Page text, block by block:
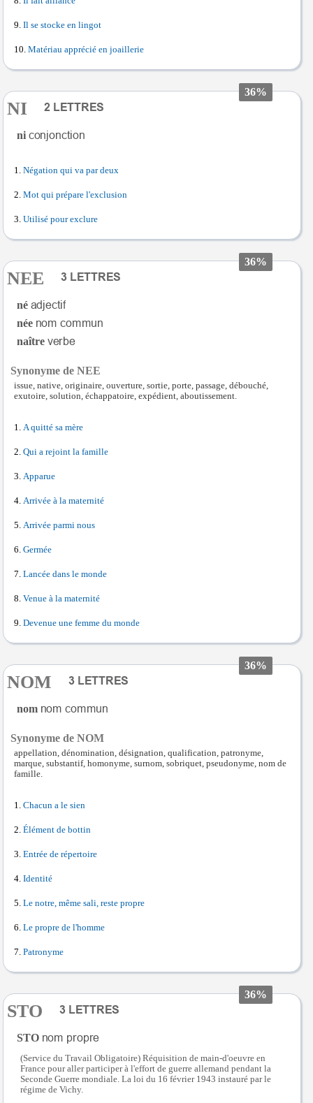
Il se stocke en lingot
Matériau apprécié en joaillerie
36%
NI
ni
Négation qui va par deux
Mot qui prépare l'exclusion
Utilisé pour exclure
36%
NEE
né
née
naître
Synonyme de NEE
issue, native, originaire, ouverture, sortie, porte, passage, débouché,
exutoire, solution, échappatoire, expédient, aboutissement.
A quitté sa mère
Qui a rejoint la famille
Apparue
Arrivée à la maternité
Arrivée parmi nous
Germée
Lancée dans le monde
Venue à la maternité
Devenue une femme du monde
36%
NOM
nom
Synonyme de NOM
appellation, dénomination, désignation, qualification, patronyme,
marque, substantif, homonyme, surnom, sobriquet, pseudonyme, nom de
famille.
Chacun a le sien
Élément de bottin
Entrée de répertoire
Identité
Le notre, même sali, reste propre
Le propre de l'homme
Patronyme
36%
STO
STO
(Service du Travail Obligatoire) Réquisition de main-d'oeuvre en
France pour aller participer à l'effort de guerre allemand pendant la
Seconde Guerre mondiale. La loi du 16 février 1943 instauré par le
régime de Vichy.